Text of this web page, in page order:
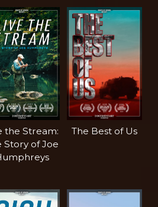
the Stream:
Story of Joe
The Best of Us